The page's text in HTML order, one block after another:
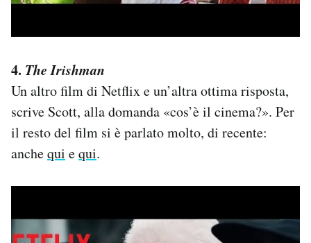
4. The Irishman
Un altro film di Netflix e un’altra ottima risposta,
scrive Scott, alla domanda «cos’è il cinema?». Per
il resto del film si è parlato molto, di recente:
anchequi equi.